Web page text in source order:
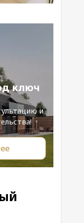
ключ
и